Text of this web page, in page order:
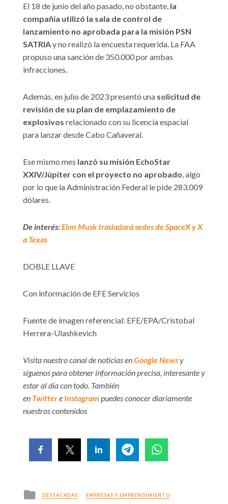
El 18 de junio del año pasado, no obstante, la
compañía utilizó la sala de control de
lanzamiento no aprobada para la misión PSN
SATRIAy no realizó la encuesta requerida. La FAA
propuso una sanción de 350.000 por ambas
infracciones.
Además, en julio de 2023 presentó una solicitud de
revisión de su plan de emplazamiento de
explosivos relacionado con su licencia espacial
para lanzar desde Cabo Cañaveral.
Ese mismo mes lanzó su misión EchoStar
XXIV/Júpiter con el proyecto no aprobado, algo
por lo que la Administración Federal le pide 283.009
dólares.
De interés:Elon Musk trasladará sedes de SpaceX y X
a Texas
DOBLE LLAVE
Con información de EFE Servicios
Fuente de imagen referencial: EFE/EPA/Cristobal
Herrera-Ulashkevich
Visita nuestro canal de noticias enGoogle Newsy
síguenos para obtener información precisa, interesante y
estar al día con todo. También
en Twittere Instagram puedes conocer diariamente
nuestros contenidos
Posted
in
DESTACADAS EMPRESAS Y EMPRENDIMIENTO